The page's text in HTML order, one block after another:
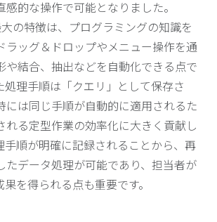
感的な操作で可能となりました。
の特徴は、プログラミングの知識を
ラッグ＆ドロップやメニュー操作を通
や結合、抽出などを自動化できる点で
処理手順は「クエリ」として保存さ
には同じ手順が自動的に適用されるた
れる定型作業の効率化に大きく貢献し
手順が明確に記録されることから、再
たデータ処理が可能であり、担当者が
を得られる点も重要です。